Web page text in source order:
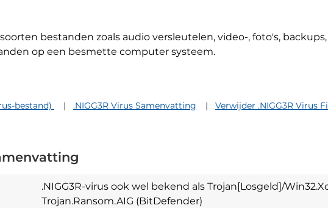
soorten bestanden zoals audio versleutelen, video-, foto's,
op een besmette computer systeem.
bestand)
.NIGG3R Virus Samenvatting Verwijder .NIGG3R Virus
.NIGG3R-virus ook wel bekend als Trojan[Losgeld]/
Trojan.Ransom.AIG (BitDefender)